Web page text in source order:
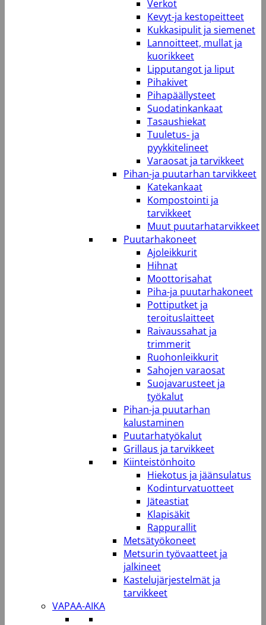
Verkot
Kevyt-ja kestopeitteet
Kukkasipulit ja siemenet
Lannoitteet, mullat ja
kuorikkeet
Lipputangot ja liput
Pihakivet
Pihapäällysteet
Suodatinkankaat
Tasaushiekat
Tuuletus- ja
pyykkitelineet
Varaosat ja tarvikkeet
Pihan-ja puutarhan tarvikkeet
Katekankaat
Kompostointi ja
tarvikkeet
Muut puutarhatarvikkeet
Puutarhakoneet
Ajoleikkurit
Hihnat
Moottorisahat
Piha-ja puutarhakoneet
Pottiputket ja
teroituslaitteet
Raivaussahat ja
trimmerit
Ruohonleikkurit
Sahojen varaosat
Suojavarusteet ja
työkalut
Pihan-ja puutarhan
kalustaminen
Puutarhatyökalut
Grillaus ja tarvikkeet
Kiinteistönhoito
Hiekotus ja jäänsulatus
Kodinturvatuotteet
Jäteastiat
Klapisäkit
Rappurallit
Metsätyökoneet
Metsurin työvaatteet ja
jalkineet
Kastelujärjestelmät ja
tarvikkeet
VAPAA-AIKA